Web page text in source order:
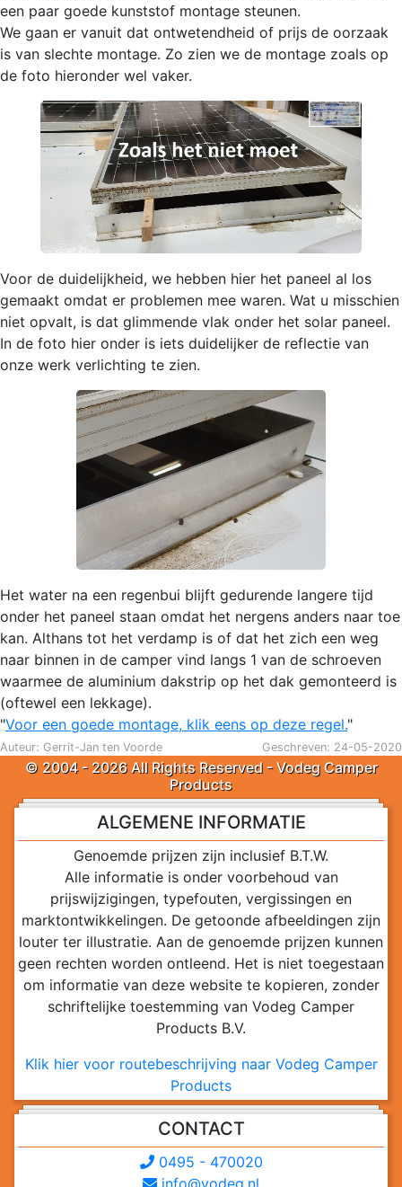
een paar goede kunststof montage steunen.
We gaan er vanuit dat ontwetendheid of prijs de oorzaak
is van slechte montage. Zo zien we de montage zoals op
de foto hieronder wel vaker.
Voor de duidelijkheid, we hebben hier het paneel al los
gemaakt omdat er problemen mee waren. Wat u misschien
niet opvalt, is dat glimmende vlak onder het solar paneel.
In de foto hier onder is iets duidelijker de reflectie van
onze werk verlichting te zien.
Het water na een regenbui blijft gedurende langere tijd
onder het paneel staan omdat het nergens anders naar toe
kan. Althans tot het verdamp is of dat het zich een weg
naar binnen in de camper vind langs 1 van de schroeven
waarmee de aluminium dakstrip op het dak gemonteerd is
(oftewel een lekkage).
"Voor een goede montage, klik eens op deze regel."
Auteur: Gerrit-Jan ten Voorde Geschreven: 24-05-2020
© 2004 - 2026 All Rights Reserved - Vodeg Camper
Products
ALGEMENE INFORMATIE
Genoemde prijzen zijn inclusief B.T.W.
Alle informatie is onder voorbehoud van
prijswijzigingen, typefouten, vergissingen en
marktontwikkelingen. De getoonde afbeeldingen zijn
louter ter illustratie. Aan de genoemde prijzen kunnen
geen rechten worden ontleend. Het is niet toegestaan
om informatie van deze website te kopieren, zonder
schriftelijke toestemming van Vodeg Camper
Products B.V.
Klik hier voor routebeschrijving naar Vodeg Camper
Products
CONTACT
0495 - 470020